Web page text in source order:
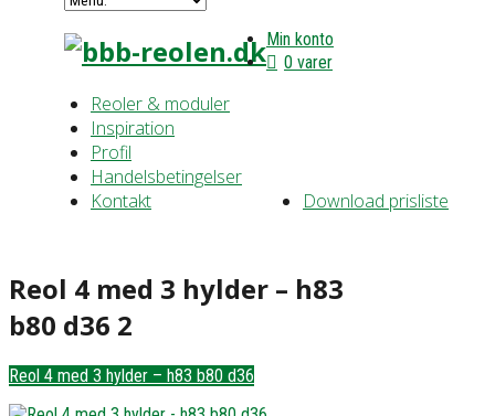
Min konto
0 varer
Reoler & moduler
Inspiration
Profil
Handelsbetingelser
Download prisliste
Kontakt
Reol 4 med 3 hylder – h83
b80 d36 2
Reol 4 med 3 hylder – h83 b80 d36